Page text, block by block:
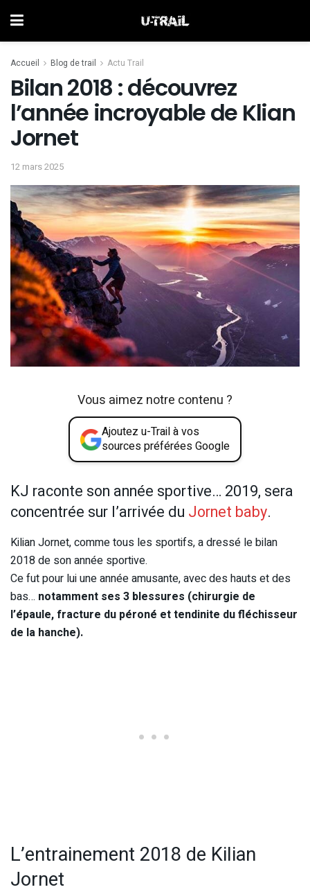
Accueil Blog de trail Actu Trail
Bilan 2018 : découvrez
l’année incroyable de Klian
Jornet
12 mars 2025
Vous aimez notre contenu ?
Ajoutez u-Trail à vos
sources préférées Google
KJ raconte son année sportive… 2019, sera
concentrée sur l’arrivée du Jornet baby.
Kilian Jornet, comme tous les sportifs, a dressé le bilan
2018 de son année sportive.
Ce fut pour lui une année amusante, avec des hauts et des
bas… notamment ses 3 blessures (chirurgie de
l’épaule, fracture du péroné et tendinite du fléchisseur
de la hanche).
L’entrainement 2018 de Kilian
Jornet